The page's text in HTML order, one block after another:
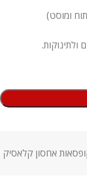
ומוסט)
ולתינוקות.
אחסון קלאסיק